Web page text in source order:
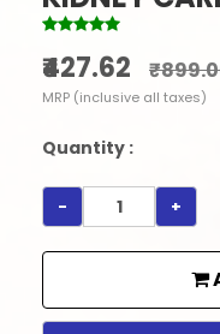
₹427.62
MRP (inclusive all taxes)
Quantity :
- +